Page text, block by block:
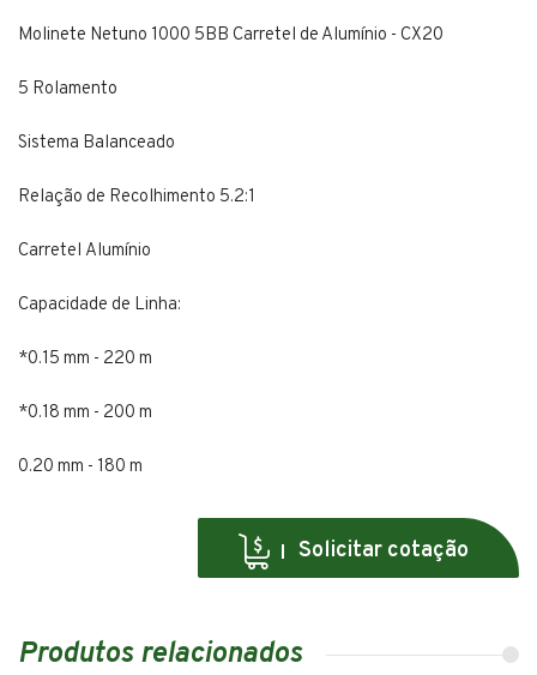
Molinete Netuno 1000 5BB Carretel de Alumínio - CX20
5 Rolamento
Sistema Balanceado
Relação de Recolhimento 5.2:1
Carretel Alumínio
Capacidade de Linha:
*0.15 mm - 220 m
*0.18 mm - 200 m
0.20 mm - 180 m
Solicitar cotação
Produtos relacionados